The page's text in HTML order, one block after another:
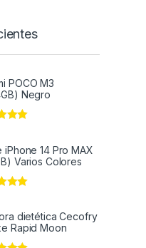
POCO M3
Negro
iPhone 14 Pro MAX
Varios Colores
dietética Cecofry
Rapid Moon